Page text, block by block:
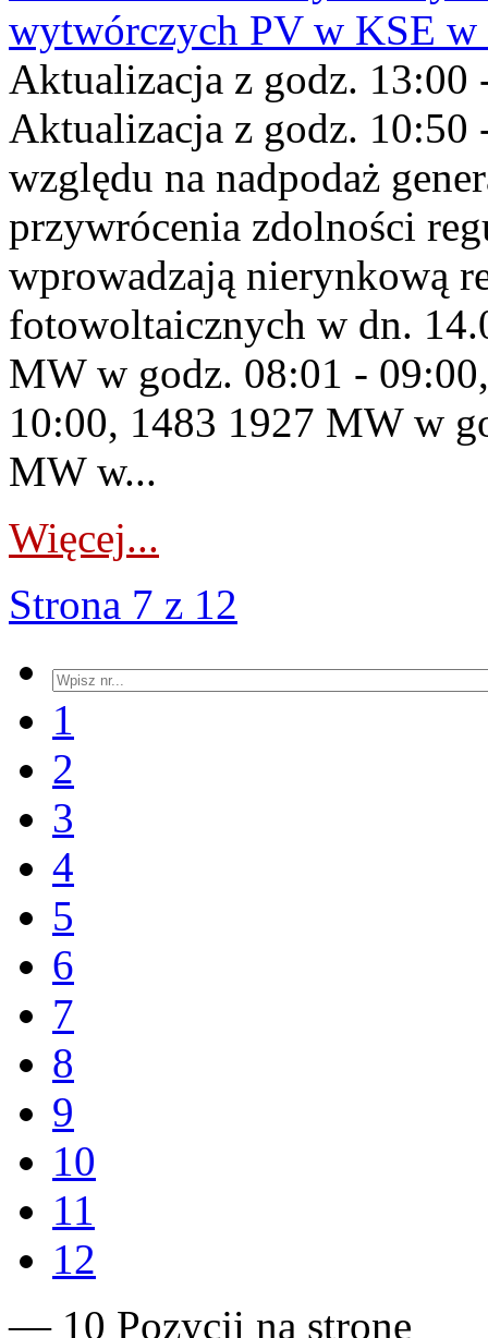
wytwórczych PV w KSE
Aktualizacja z godz.
Aktualizacja z godz.
względu na nadpodaż
przywrócenia zdolności
wprowadzają nierynkową
fotowoltaicznych w dn.
MW w godz. 08:01 -
10:00, 1483 1927 MW w
MW w...
Więcej...
Strona 7 z 12
1
2
3
4
5
6
7
8
9
10
11
12
— 10 Pozycji na stronę